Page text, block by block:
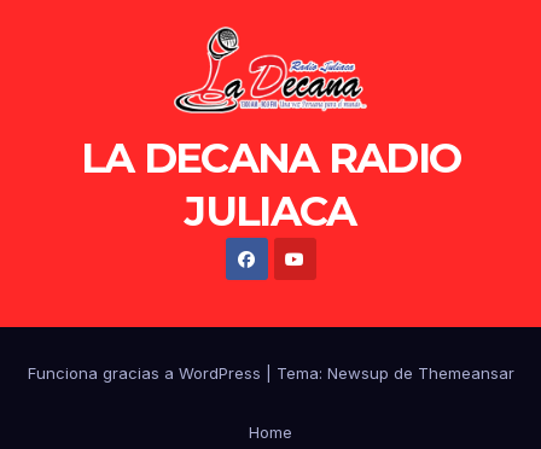
LA DECANA RADIO
JULIACA
Funciona gracias a WordPress Tema: Newsup de Themeansar
Home